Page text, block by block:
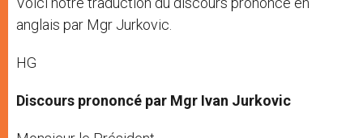
anglais par Mgr Jurkovic.
HG
Discours prononcé par Mgr Ivan Jurkovic